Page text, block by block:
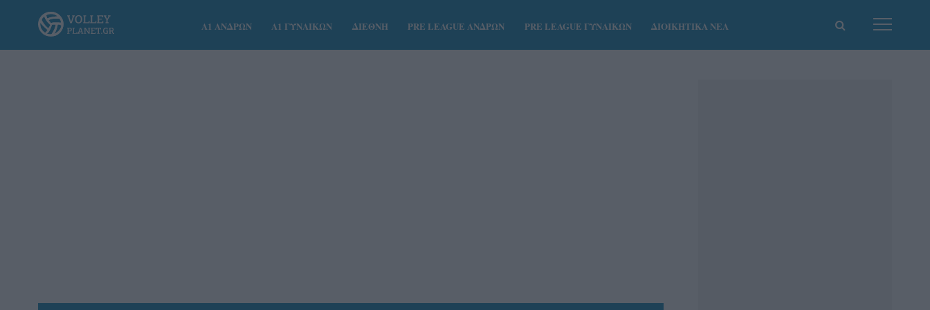
Α1 ΑΝΔΡΩΝ Α1 ΓΥΝΑΙΚΩΝ ΔΙΕΘΝΗ PRE LEAGUE ΑΝΔΡΩΝ PRE LEAGUE ΓΥΝΑΙΚΩΝ ΔΙΟΙΚΗΤΙΚΑ ΝΕΑ